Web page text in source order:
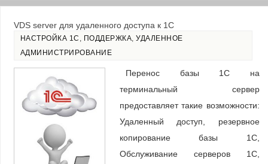
VDS server для удаленного доступа к 1С
НАСТРОЙКА 1С ПОДДЕРЖКА ,УДАЛЕННОЕ
АДМИНИСТРИРОВАНИЕ
Перенос базы 1С на
терминальный сервер
предоставляет такие возможности:
Удаленный доступ, резервное
копирование базы 1С,
Обслуживание серверов 1С,